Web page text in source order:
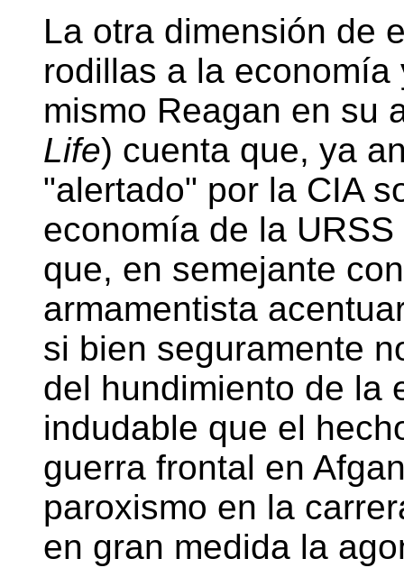
La otra dimensión de
rodillas a la
mismo Reagan en su
Life) cuenta que, ya
"alertado" por la CIA
economía de la
que, en semejante
armamentista
si bien seguramente
del hundimiento de la
indudable que el
guerra frontal en
paroxismo en la
en gran medida la